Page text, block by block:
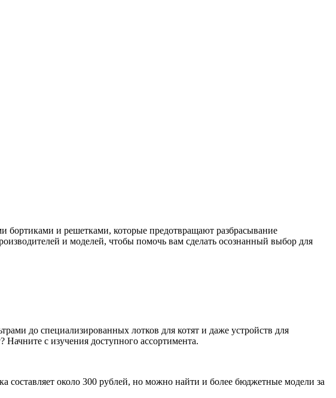
и решетками, которые предотвращают разбрасывание
и моделей, чтобы помочь вам сделать осознанный выбор для
до специализированных лотков для котят и даже устройств для
с изучения доступного ассортимента.
около 300 рублей, но можно найти и более бюджетные модели за